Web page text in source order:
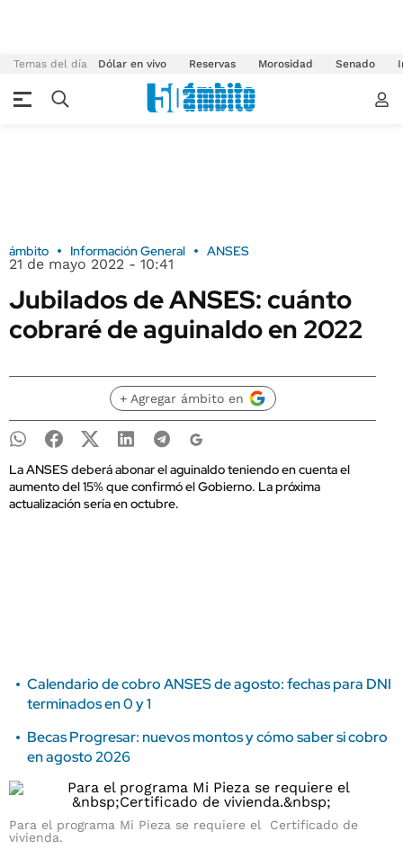
Temas del día Dólar en vivo Reservas Morosidad Senado
ámbito Información General ANSES
21 de mayo 2022 - 10:41
Jubilados de ANSES: cuánto
cobraré de aguinaldo en 2022
+ Agregar ámbito en
La ANSES deberá abonar el aguinaldo teniendo en cuenta el
aumento del 15% que confirmó el Gobierno. La próxima
actualización sería en octubre.
Calendario de cobro ANSES de agosto: fechas para DNI
terminados en 0 y 1
Becas Progresar: nuevos montos y cómo saber si cobro
en agosto 2026
Para el programa Mi Pieza se requiere el Certificado de
vivienda.